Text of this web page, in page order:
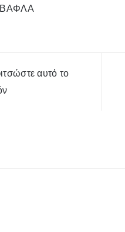
ΒΑΦΛΑ
αυτό το